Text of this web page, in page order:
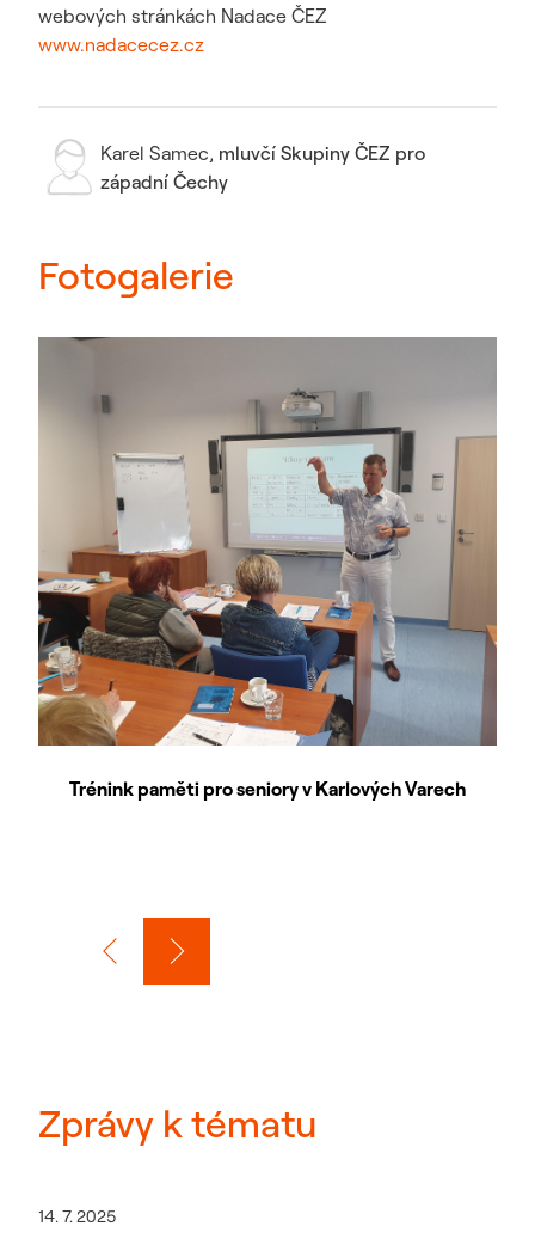
webových stránkách Nadace ČEZ
www.nadacecez.cz
Karel Samec, mluvčí Skupiny ČEZ pro
západní Čechy
Fotogalerie
Trénink paměti pro seniory v Karlových Varech
Zprávy k tématu
14. 7. 2025